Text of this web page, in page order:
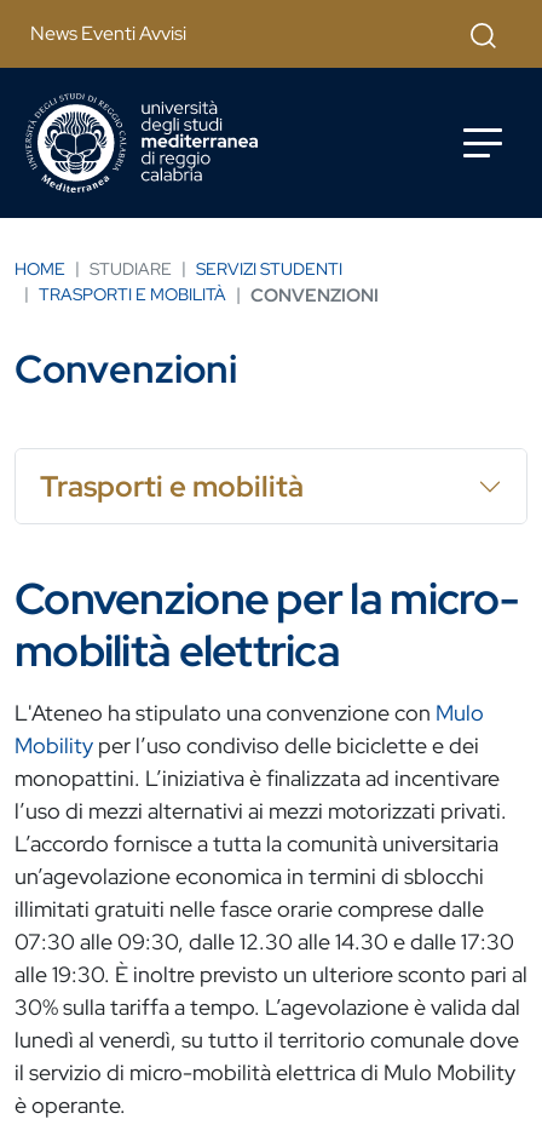
News Eventi Avvisi Cerca
HOME STUDIARE
SERVIZI STUDENTI
TRASPORTI E MOBILITÀ
CONVENZIONI
Convenzioni
Trasporti e mobilità
Convenzione per la micro-
mobilità elettrica
L'Ateneo ha stipulato una convenzione con Mulo
Mobility per l’uso condiviso delle biciclette e dei
monopattini. L’iniziativa è finalizzata ad incentivare
l’uso di mezzi alternativi ai mezzi motorizzati privati.
L’accordo fornisce a tutta la comunità universitaria
un’agevolazione economica in termini di sblocchi
illimitati gratuiti nelle fasce orarie comprese dalle
07:30 alle 09:30, dalle 12.30 alle 14.30 e dalle 17:30
alle 19:30. È inoltre previsto un ulteriore sconto pari al
30% sulla tariffa a tempo. L’agevolazione è valida dal
lunedì al venerdì, su tutto il territorio comunale dove
il servizio di micro-mobilità elettrica di Mulo Mobility
è operante.